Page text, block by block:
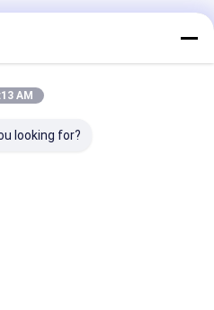
AM
looking for?